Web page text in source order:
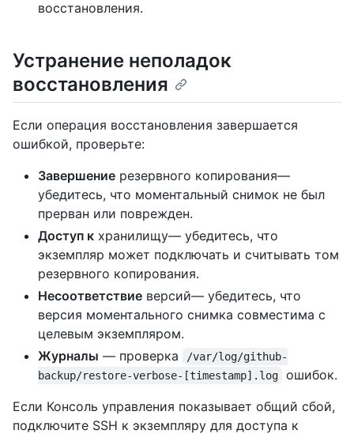
восстановления.
Устранение неполадок
восстановления
Если операция восстановления завершается
ошибкой, проверьте:
Завершение резервного копирования—
убедитесь, что моментальный снимок не был
прерван или поврежден.
Доступ к хранилищу— убедитесь, что
экземпляр может подключать и считывать том
резервного копирования.
Несоответствие версий— убедитесь, что
версия моментального снимка совместима с
целевым экземпляром.
Журналы — проверка
/var/log/github-
backup/restore-verbose-[timestamp].log
ошибок.
Если Консоль управления показывает общий сбой,
подключите SSH к экземпляру для доступа к